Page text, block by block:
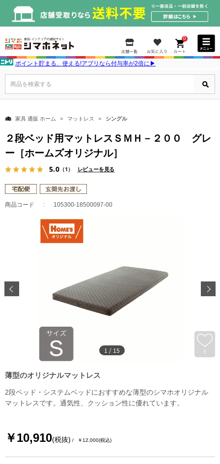
0
ポイント貯まる、使える!アプリなら付与率が2倍に▶
商品を検索する
家具 通販 ホーム マットレス シングル
２段ベッド用マットレスＳＭＨ－２００ グレ
ー［ホームズオリジナル］
5.0（1） レビューを見る
商品コード 105300-18500097-00
9
1 / 15
薄型のオリジナルマットレス
2段ベッド・システムベッドにおすすめな薄型のシマホオリジナル
マットレスです。通気性、クッション性に優れています。
￥10,910(税抜) ￥12,000(税込)